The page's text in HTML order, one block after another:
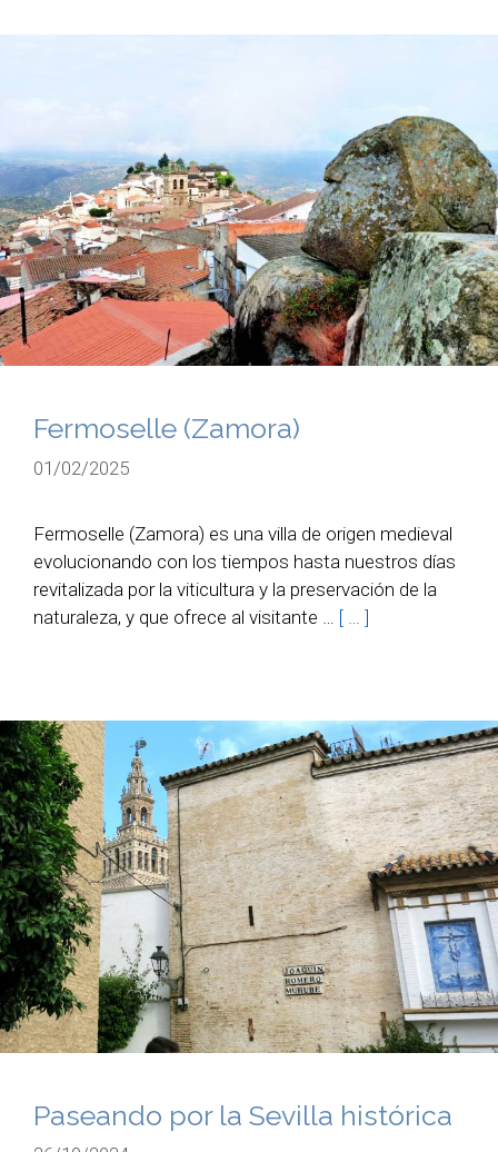
Fermoselle (Zamora)
01/02/2025
Fermoselle (Zamora) es una villa de origen medieval
evolucionando con los tiempos hasta nuestros días
revitalizada por la viticultura y la preservación de la
naturaleza, y que ofrece al visitante … [ … ]
Paseando por la Sevilla histórica